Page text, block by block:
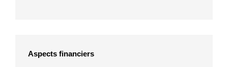
Aspects financiers